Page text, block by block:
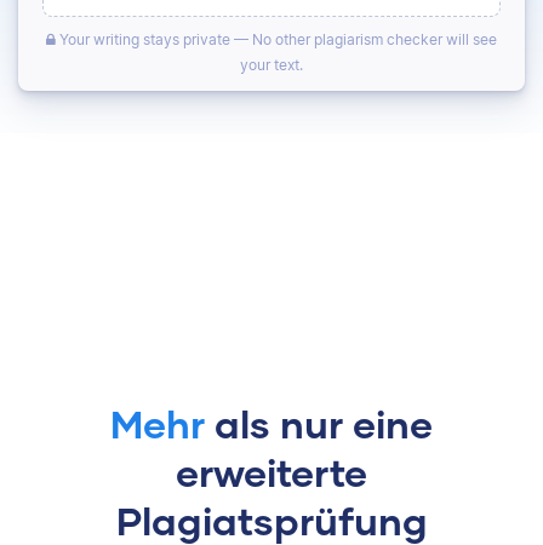
Your writing stays private — No other plagiarism checker will see
your text.
Mehr als nur eine
erweiterte
Plagiatsprüfung